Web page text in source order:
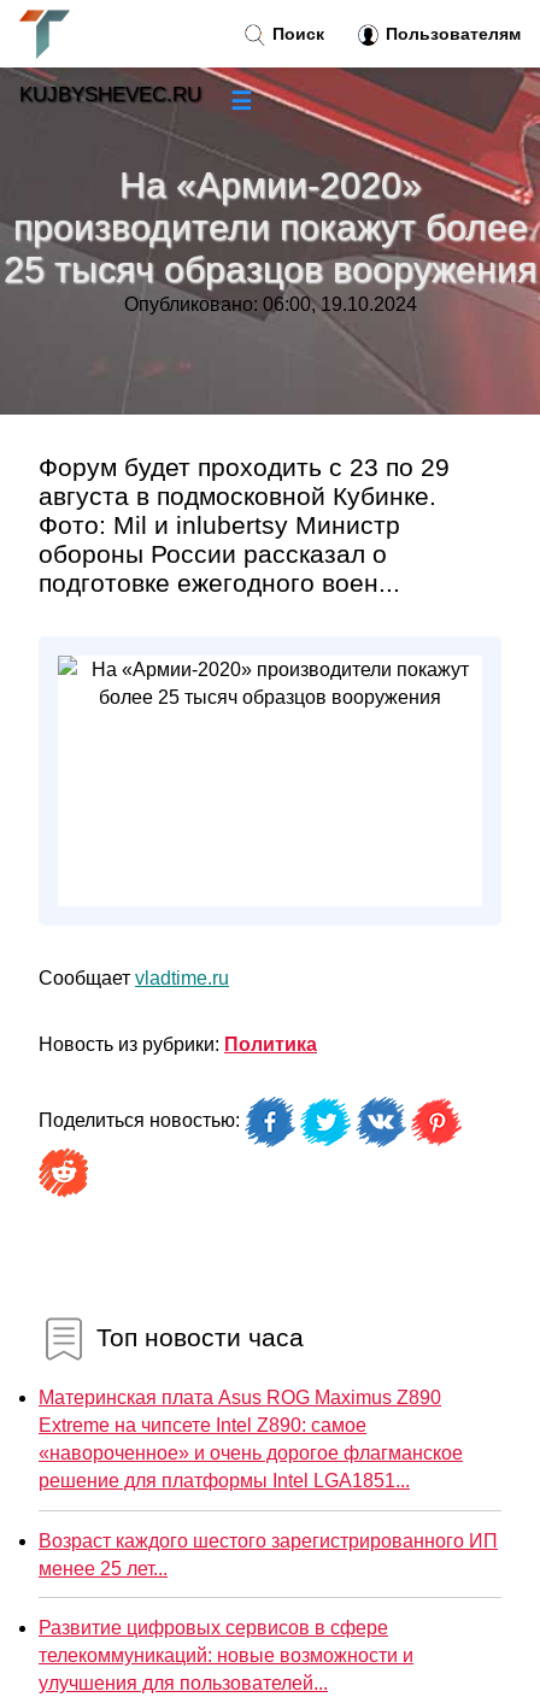
На «Армии-2020»
производители покажут более
25 тысяч образцов вооружения
Опубликовано: 06:00, 19.10.2024
Форум будет проходить с 23 по 29
августа в подмосковной Кубинке.
Фото: Mil и inlubertsy Министр
обороны России рассказал о
подготовке ежегодного воен...
Сообщает vladtime.ru
Новость из рубрики: Политика
Поделиться новостью:
Топ новости часа
Материнская плата Asus ROG Maximus Z890
Extreme на чипсете Intel Z890: самое
«навороченное» и очень дорогое флагманское
решение для платформы Intel LGA1851...
Возраст каждого шестого зарегистрированного ИП
менее 25 лет...
Развитие цифровых сервисов в сфере
телекоммуникаций: новые возможности и
улучшения для пользователей...
Поиск Пользователям
KUJBYSHEVEC.RU ☰
Новости»
Тренды новостей»
Рубрики»
Контакт»